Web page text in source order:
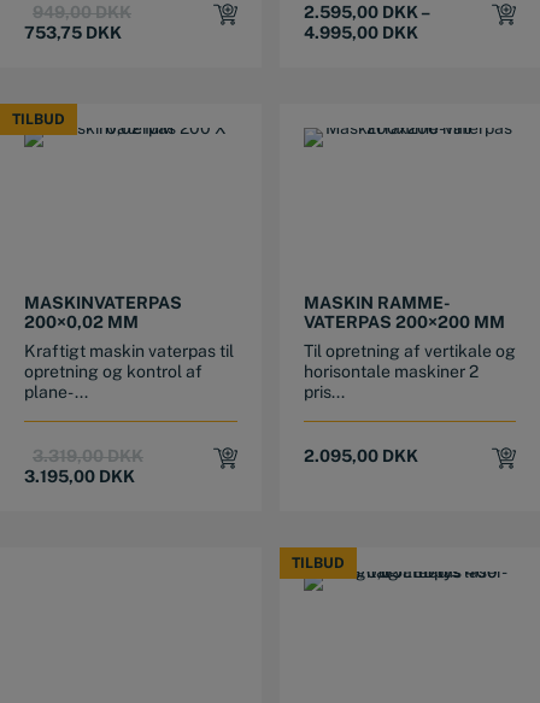
949,00DKKOriginal
753,75 DKK
Current
2.595,00 DKK –
4.995,00 DKK
TILBUD
TILBUD
MASKINVATERPAS
200×0,02 MM
Kraftigt maskin vaterpas til
opretning og kontrol af
plane- ...
3.319,00DKKOriginal
3.195,00 DKK
Current
MASKIN RAMME-
VATERPAS 200×200 MM
Til opretning af vertikale og
horisontale maskiner 2
pris...
2.095,00 DKK
TILBUD
TILBUD